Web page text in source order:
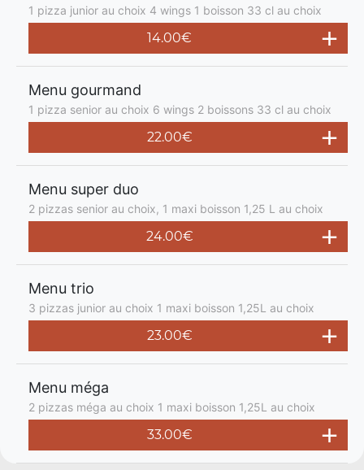
1 pizza junior au choix 4 wings 1 boisson 33 cl au choix
14.00€
Menu gourmand
1 pizza senior au choix 6 wings 2 boissons 33 cl au choix
22.00€
Menu super duo
2 pizzas senior au choix, 1 maxi boisson 1,25 L au choix
24.00€
Menu trio
3 pizzas junior au choix 1 maxi boisson 1,25L au choix
23.00€
Menu méga
2 pizzas méga au choix 1 maxi boisson 1,25L au choix
33.00€